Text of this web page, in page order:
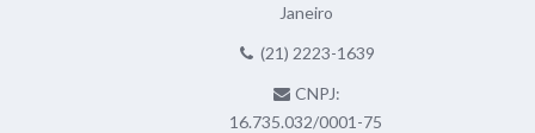
Janeiro
(21) 2223-1639
CNPJ:
16.735.032/0001-75